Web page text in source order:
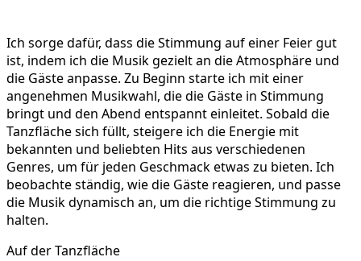
Ich sorge dafür, dass die Stimmung auf einer Feier gut
ist, indem ich die Musik gezielt an die Atmosphäre und
die Gäste anpasse. Zu Beginn starte ich mit einer
angenehmen Musikwahl, die die Gäste in Stimmung
bringt und den Abend entspannt einleitet. Sobald die
Tanzfläche sich füllt, steigere ich die Energie mit
bekannten und beliebten Hits aus verschiedenen
Genres, um für jeden Geschmack etwas zu bieten. Ich
beobachte ständig, wie die Gäste reagieren, und passe
die Musik dynamisch an, um die richtige Stimmung zu
halten.
Auf der Tanzfläche